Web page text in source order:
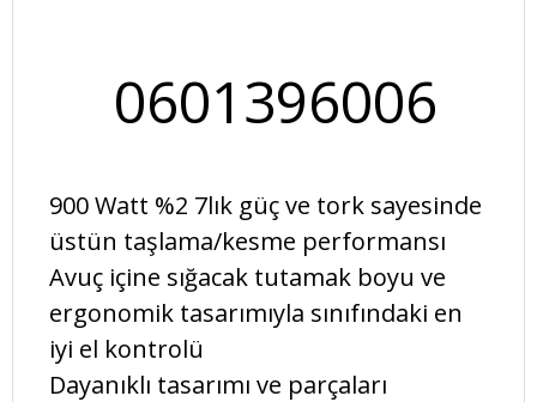
0601396006
900 Watt %2 7lık güç ve tork sayesinde
üstün taşlama/kesme performansı
Avuç içine sığacak tutamak boyu ve
ergonomik tasarımıyla sınıfındaki en
iyi el kontrolü
Dayanıklı tasarımı ve parçaları